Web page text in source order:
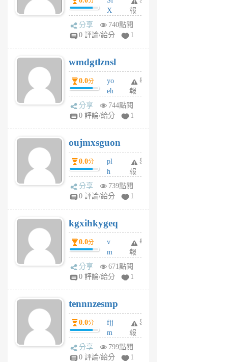
X
Pe
Jc
R
P
m
v
A
V
個
月
前
報
分享
740點閱
0 評論/給分
1
wmdgtlznsl
0.0分
yo
eh
ld
gy
個
月
前
舉
報
分享
744點閱
0 評論/給分
1
oujmxsguon
0.0分
pl
h
wi
w
6
個
月
前
舉
報
分享
739點閱
0 評論/給分
1
kgxihkygeq
0.0分
v
m
sg
sr
6
個
月
前
舉
報
分享
671點閱
0 評論/給分
1
tennnzesmp
0.0分
fjj
m
w
rs
舉
報
分享
799點閱
0 評論/給分
1